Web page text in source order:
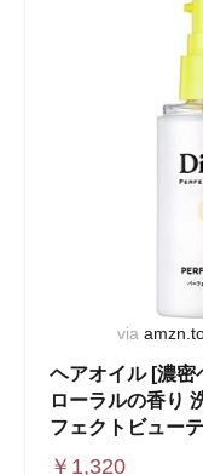
via
ヘアオイル [濃密
ローラルの香り
フェクトビュー
￥ 1,320